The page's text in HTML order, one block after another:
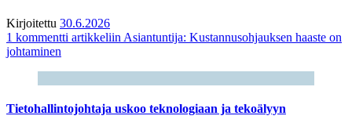
Kirjoitettu 30.6.2026
1 kommentti artikkeliin Asiantuntija: Kustannusohjauksen haaste on
johtaminen
Tietohallintojohtaja uskoo teknologiaan ja tekoälyyn